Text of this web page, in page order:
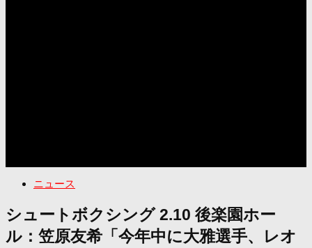
ニュース
シュートボクシング 2.10 後楽園ホー
ル：笠原友希「今年中に大雅選手、レオ